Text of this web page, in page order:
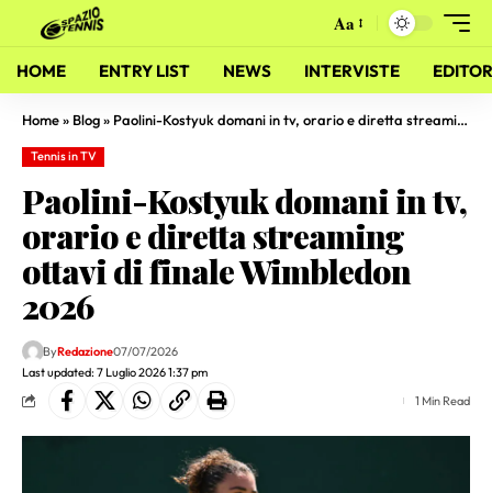
Aa
HOME ENTRY LIST NEWS INTERVISTE
Home» Blog» Paolini-Kostyuk domani in tv, orario e diretta streaming ottavi di finale Wimbledon 2026
Tennis in TV
Paolini-Kostyuk domani in tv,
orario e diretta streaming
ottavi di finale Wimbledon
2026
Last updated: 7 Luglio 2026 1:37 pm
ByRedazione07/07/2026
1 Min Read